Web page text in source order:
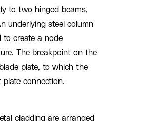
to two hinged beams,
underlying steel column
to create a node
The breakpoint on the
plate, to which the
connection.
cladding are arranged